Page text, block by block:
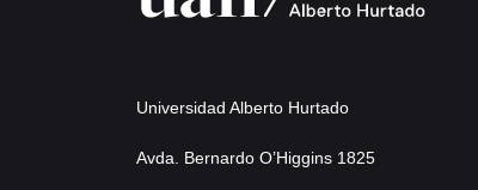
Universidad Alberto Hurtado
Avda. Bernardo O’Higgins 1825